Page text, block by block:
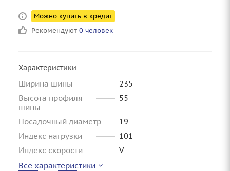
Можно купить в кредит
Рекомендуют 0 человек
Характеристики
Ширина шины
235
Высота профиля
шины
55
Посадочный диаметр
19
Индекс нагрузки
101
Индекс скорости
V
Все характеристики